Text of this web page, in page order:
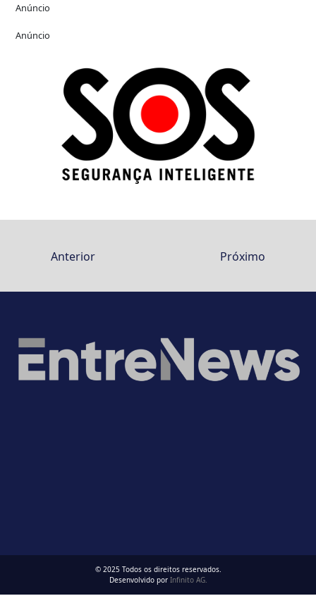
Anúncio
Anúncio
Anterior Próximo
© 2025 Todos os direitos reservados.
Desenvolvido por Infinito AG.